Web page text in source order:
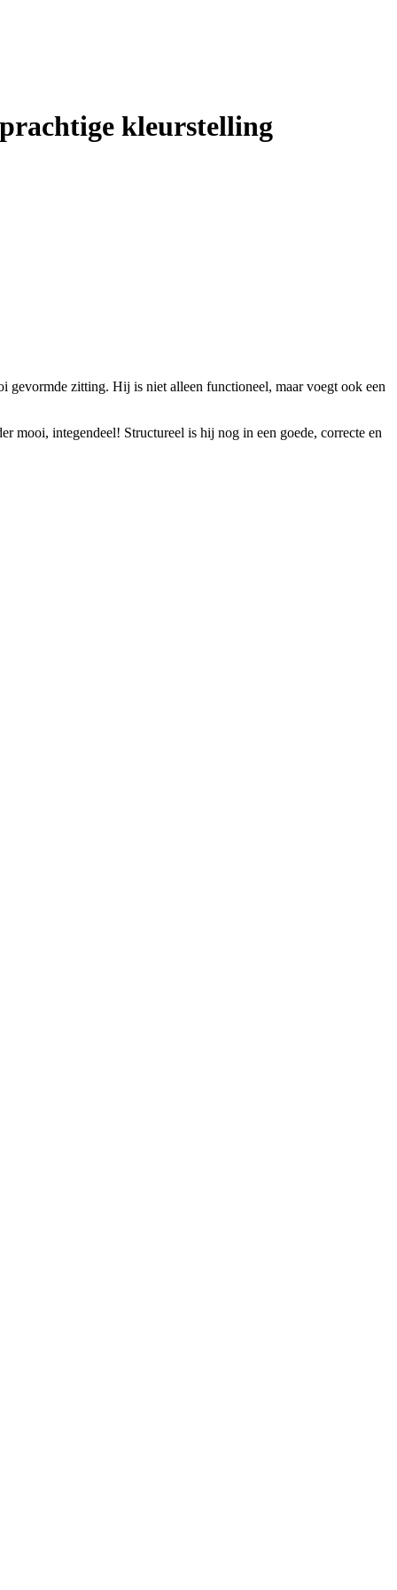
kleurstelling
gevormde zitting. Hij is niet alleen functioneel, maar voegt ook een
mooi, integendeel! Structureel is hij nog in een goede, correcte en